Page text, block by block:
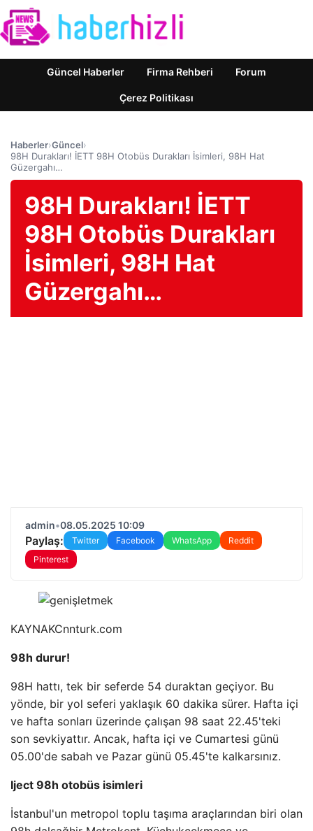
Güncel Haberler Firma Rehberi Forum
Çerez Politikası
Haberler›Güncel›
98H Durakları! İETT 98H Otobüs Durakları İsimleri, 98H Hat
Güzergahı…
98H Durakları! İETT
98H Otobüs Durakları
İsimleri, 98H Hat
Güzergahı…
admin•08.05.2025 10:09
Paylaş: Twitter Facebook WhatsApp
Reddit
Pinterest
KAYNAKCnnturk.com
98h durur!
98H hattı, tek bir seferde 54 duraktan geçiyor. Bu
yönde, bir yol seferi yaklaşık 60 dakika sürer. Hafta içi
ve hafta sonları üzerinde çalışan 98 saat 22.45'teki
son sevkiyattır. Ancak, hafta içi ve Cumartesi günü
05.00'de sabah ve Pazar günü 05.45'te kalkarsınız.
Iject 98h otobüs isimleri
İstanbul'un metropol toplu taşıma araçlarından biri olan